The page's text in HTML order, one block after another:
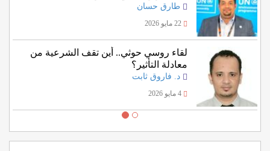
اليمنية؟
طارق حسان
لقاء روسي حوثي.. أين تقف الشرعية من
معادلة التأثير؟
د. فاروق ثابت
4 مايو 2026